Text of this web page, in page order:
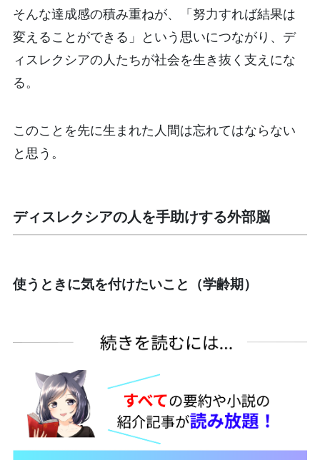
そんな達成感の積み重ねが、「努力すれば結果は
変えることができる」という思いにつながり、デ
ィスレクシアの人たちが社会を生き抜く支えにな
る。
このことを先に生まれた人間は忘れてはならない
と思う。
ディスレクシアの人を手助けする外部脳
使うときに気を付けたいこと（学齢期）